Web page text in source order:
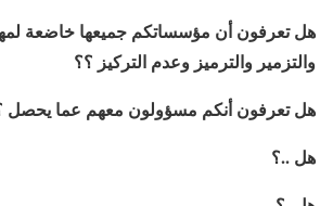
هل تعرفون أن مؤسساتكم جميعها خاضعة
والتزمير والترميز وعدم التركيز ؟؟
هل تعرفون أنكم مسؤولون معهم عما يحصل
هل ..؟